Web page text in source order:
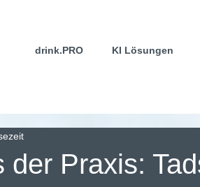
drink.PRO KI Lösungen
der Praxis: